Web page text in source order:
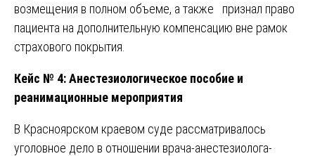
возмещения в полном объеме, а также признал право
пациента на дополнительную компенсацию вне рамок
страхового покрытия.
Кейс № 4: Анестезиологическое пособие и
реанимационные мероприятия
В Красноярском краевом суде рассматривалось
уголовное дело в отношении врача-анестезиолога-